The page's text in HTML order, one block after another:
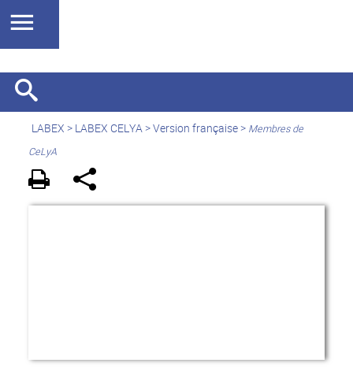
LABEX > LABEX CELYA>Version française> Membres de
CeLyA